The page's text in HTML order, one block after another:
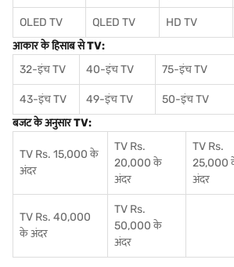
OLED TV QLED TV HD TV
आकार के हिसाब से TV:
32-इंच TV
40-इंच TV 75-इंच TV
43-इंच TV 49-इंच TV 50-इंच TV
बजट के अनुसार TV:
TV Rs. 15,000 के
अंदर
TV Rs.
20,000 के
अंदर
TV Rs.
25,000
अंदर
TV Rs. 40,000
के अंदर
TV Rs.
50,000 के
अंदर